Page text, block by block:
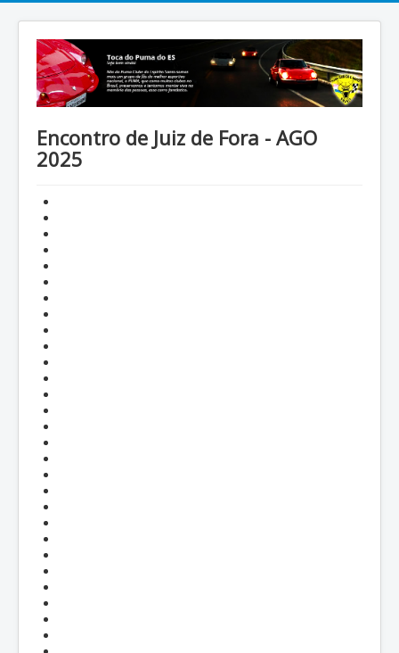
Encontro de Juiz de Fora - AGO
2025